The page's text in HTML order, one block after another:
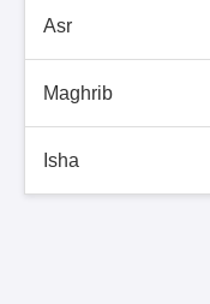
Asr
Maghrib
Isha